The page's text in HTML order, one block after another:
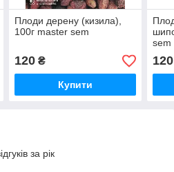
Плоди дерену (кизила),
100г master sem
120₴
Купити
sem
120
за рік